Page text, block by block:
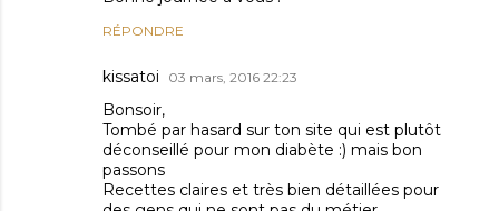
RÉPONDRE
kissatoi 03 mars, 2016 22:23
Bonsoir,
Tombé par hasard sur ton site qui est plutôt
déconseillé pour mon diabète :) mais bon
passons
Recettes claires et très bien détaillées pour